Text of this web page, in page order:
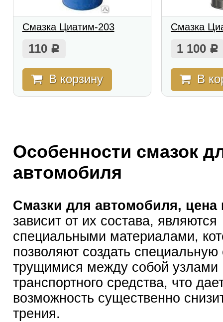
Смазка Циатим-203
110 Р
В корзину
Смазка
1 100 Р
В
Особенности смазок
автомобиля
Смазки для автомобиля, цена
зависит от их состава, являются
специальными материалами,
позволяют создать
трущимися между собой узлами
транспортного средства, что
возможность существенно
трения.